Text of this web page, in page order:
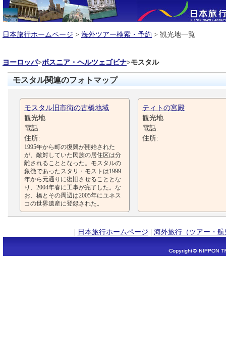
日本旅行ホームページ > 海外ツアー検索・予約 > 観光地一覧
ヨーロッパ>ボスニア・ヘルツェゴビナ>モスタル
モスタル関連のフォトマップ
モスタル旧市街の古橋地域
観光地
電話:
住所:
1995年から町の復興が開始された
が、敵対していた民族の居住区は分
離されることとなった。モスタルの
象徴であったスタリ・モストは1999
年から元通りに復旧させることとな
り、2004年春に工事が完了した。な
お、橋とその周辺は2005年にユネス
コの世界遺産に登録された。
ティトの宮殿
観光地
電話:
住所:
| 日本旅行ホームページ | 海外旅行（ツアー・航